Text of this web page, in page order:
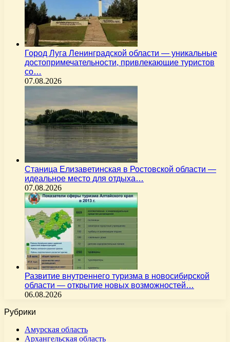
Город Луга Ленинградской области — уникальные
достопримечательности, привлекающие туристов
со…
07.08.2026
Станица Елизаветинская в Ростовской области —
идеальное место для отдыха…
07.08.2026
Развитие внутреннего туризма в новосибирской
области — открытие новых возможностей…
06.08.2026
Рубрики
Амурская область
Архангельская область